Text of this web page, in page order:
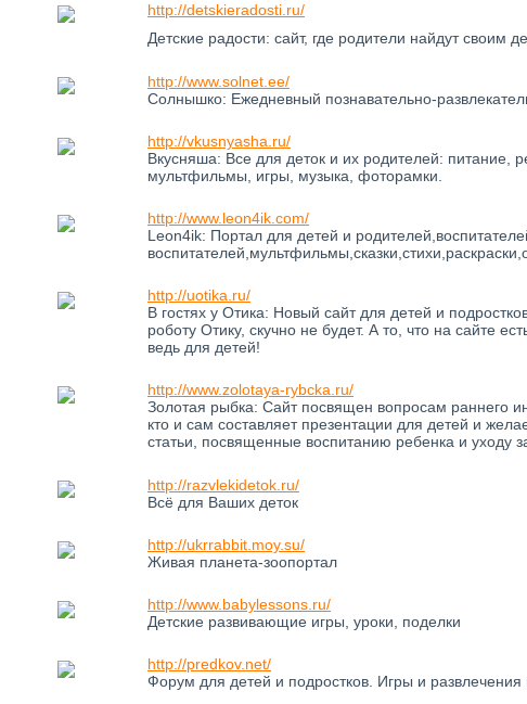
http://detskieradosti.ru/
Детские радости: сайт, где родители найдут
http://www.solnet.ee/
Солнышко: Ежедневный познавательно-
http://vkusnyasha.ru/
Вкусняша: Все для деток и их родителей: питание,
мультфильмы, игры, музыка, фоторамки.
http://www.leon4ik.com/
Leon4ik: Портал для детей и
http://uotika.ru/
В гостях у Отика: Новый сайт для детей и
роботу Отику, скучно не будет. А то, что на сайте
ведь для детей!
http://www.zolotaya-rybcka.ru/
Золотая рыбка: Сайт посвящен вопросам раннего
кто и сам составляет презентации для детей и
статьи, посвященные воспитанию ребенка и уходу
http://razvlekidetok.ru/
Всё для Ваших деток
http://ukrrabbit.moy.su/
Живая планета-зоопортал
http://www.babylessons.ru/
Детские развивающие игры, уроки, поделки
http://predkov.net/
Форум для детей и подростков. Игры и